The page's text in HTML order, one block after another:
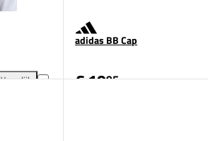
Vergelijk
adidas BB Cap
€ 1995